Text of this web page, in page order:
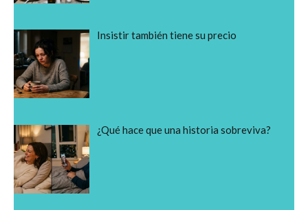
Insistir también tiene su precio
¿Qué hace que una historia sobreviva?